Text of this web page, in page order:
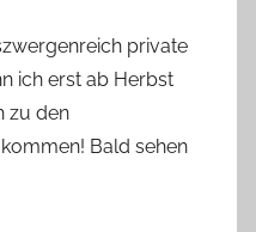
private
ich erst ab Herbst
zu den
Bald sehen